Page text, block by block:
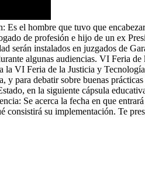
el hombre que tuvo que
de profesión e hijo de un ex
serán instalados en juzgados de
algunas audiencias. VI Feria
VI Feria de la Justicia y
para debatir sobre buenas
en la siguiente cápsula
Se acerca la fecha en que
su implementación. Te